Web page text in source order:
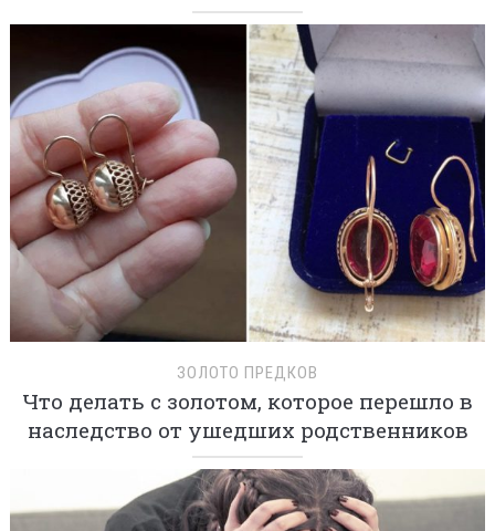
ЗОЛОТО ПРЕДКОВ
Что делать с золотом, которое перешло в
наследство от ушедших родственников